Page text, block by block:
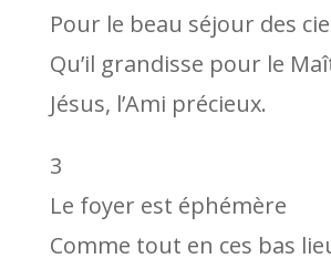
Pour le beau séjour des
Qu’il grandisse pour le
Jésus, l’Ami précieux.
3
Le foyer est éphémère
Comme tout en ces bas